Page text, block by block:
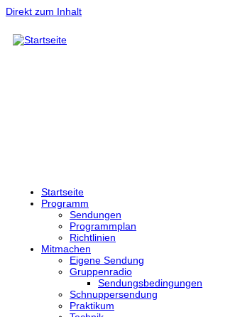
Direkt zum Inhalt
Startseite
Programm
Sendungen
Programmplan
Richtlinien
Mitmachen
Eigene Sendung
Gruppenradio
Sendungsbedingungen
Schnuppersendung
Praktikum